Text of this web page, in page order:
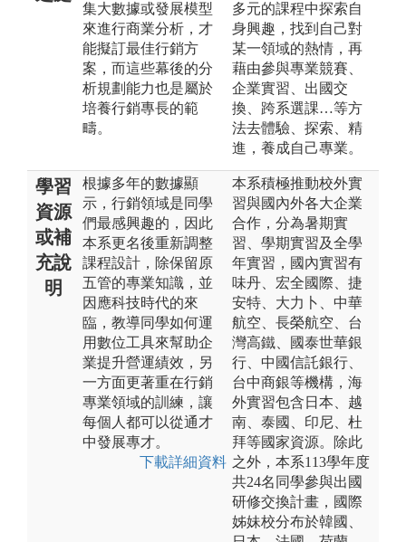
集大數據或發展模型
來進行商業分析，才
能擬訂最佳行銷方
案，而這些幕後的分
析規劃能力也是屬於
培養行銷專長的範
疇。
多元的課程中探索自
身興趣，找到自己對
某一領域的熱情，再
藉由參與專業競賽、
企業實習、出國交
換、跨系選課…等方
法去體驗、探索、精
進，養成自己專業。
學習
資源
或補
充說
明
根據多年的數據顯
示，行銷領域是同學
們最感興趣的，因此
本系更名後重新調整
課程設計，除保留原
五管的專業知識，並
因應科技時代的來
臨，教導同學如何運
用數位工具來幫助企
業提升營運績效，另
一方面更著重在行銷
專業領域的訓練，讓
每個人都可以從通才
中發展專才。
下載詳細資料
本系積極推動校外實
習與國內外各大企業
合作，分為暑期實
習、學期實習及全學
年實習，國內實習有
味丹、宏全國際、捷
安特、大力卜、中華
航空、長榮航空、台
灣高鐵、國泰世華銀
行、中國信託銀行、
台中商銀等機構，海
外實習包含日本、越
南、泰國、印尼、杜
拜等國家資源。除此
之外，本系113學年度
共24名同學參與出國
研修交換計畫，國際
姊妹校分布於韓國、